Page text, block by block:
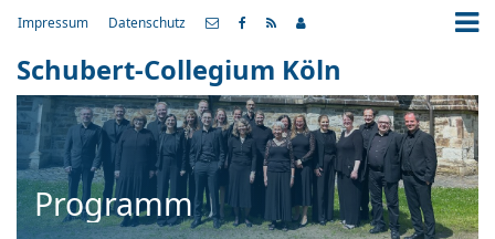
Impressum Datenschutz
Schubert-Collegium Köln
Programm